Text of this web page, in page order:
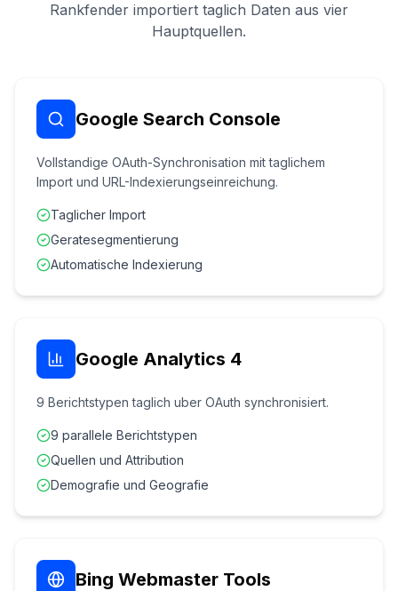
Rankfender importiert taglich Daten aus vier
Hauptquellen.
Google Search Console
Vollstandige OAuth-Synchronisation mit taglichem
Import und URL-Indexierungseinreichung.
Taglicher Import
Geratesegmentierung
Automatische Indexierung
Google Analytics 4
9 Berichtstypen taglich uber OAuth synchronisiert.
9 parallele Berichtstypen
Quellen und Attribution
Demografie und Geografie
Bing Webmaster Tools